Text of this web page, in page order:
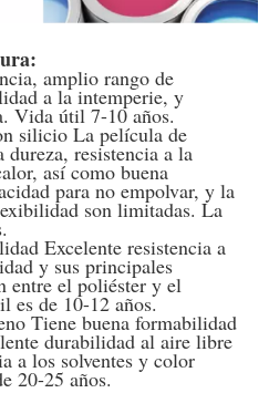
amplio rango de
a la intemperie, y
Vida útil 7-10 años.
silicio La película de
resistencia a la
así como buena
para no empolvar, y la
son limitadas. La
Excelente resistencia a
y sus principales
entre el poliéster y el
es de 10-12 años.
Tiene buena formabilidad
durabilidad al aire libre
a los solventes y color
20-25 años.